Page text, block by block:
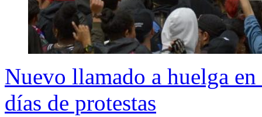
Nuevo llamado a huelga
días de protestas